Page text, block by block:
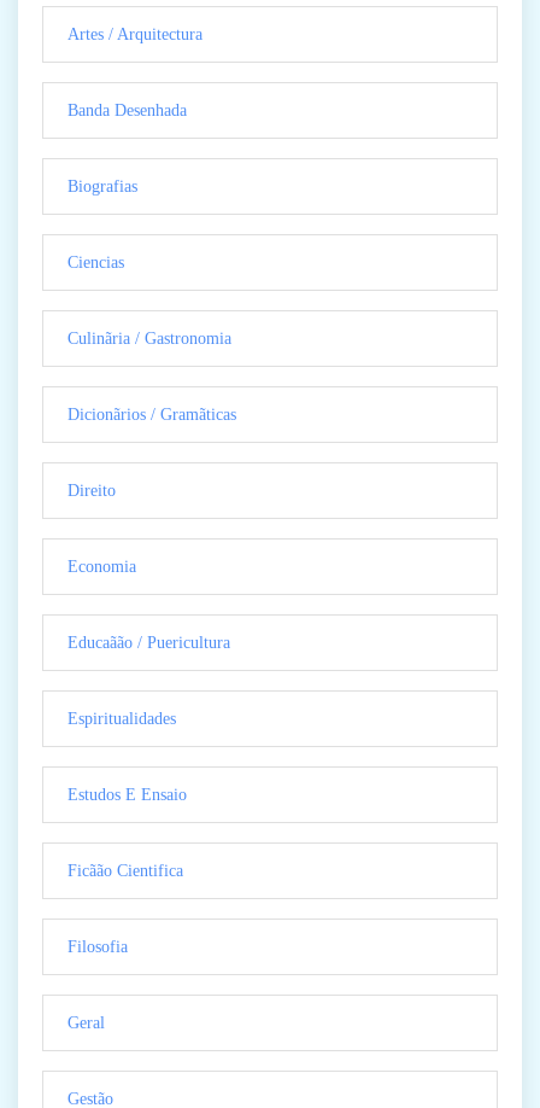
Artes / Arquitectura
Banda Desenhada
Biografias
Ciencias
Culinãria / Gastronomia
Dicionãrios / Gramãticas
Direito
Economia
Educaãão / Puericultura
Espiritualidades
Estudos E Ensaio
Ficãão Cientifica
Filosofia
Geral
Gestão